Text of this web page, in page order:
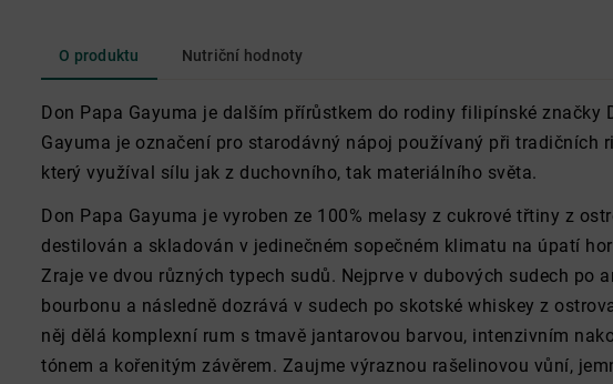
O produktu Nutriční hodnoty
Don Papa Gayuma je dalším přírůstkem do rodiny filipínské značky
Gayuma je označení pro starodávný nápoj používaný při tradičních
který využíval sílu jak z duchovního, tak materiálního světa.
Don Papa Gayuma je vyroben ze 100% melasy z cukrové třtiny z
destilován a skladován v jedinečném sopečném klimatu na úpatí
Zraje ve dvou různých typech sudů. Nejprve v dubových sudech po
bourbonu a následně dozrává v sudech po skotské whiskey z
něj dělá komplexní rum s tmavě jantarovou barvou, intenzivním
tónem a kořenitým závěrem. Zaujme výraznou rašelinovou vůní,